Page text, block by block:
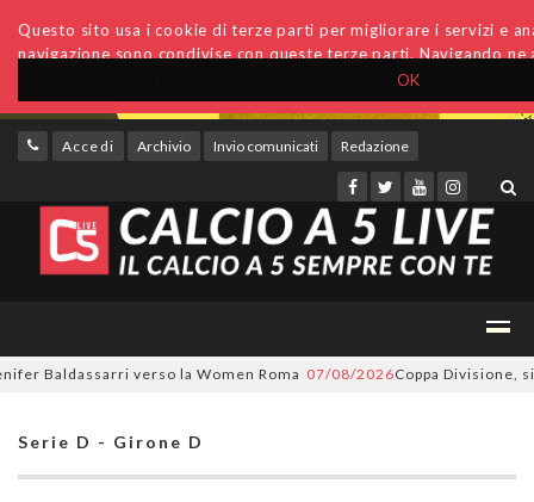
OK
Questo sito usa i cookie di terze parti per migliorare i servizi e
navigazione sono condivise con queste terze parti. Navigando
Accedi Archivio Invio comunicati Redazione
verso la Women Roma 07/08/2026Coppa Divisione, si
Serie D - Girone D